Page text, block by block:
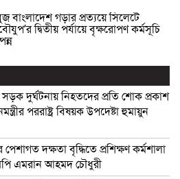
বাংলাদেশ গড়ার প্রত্যয়ে সিলেটে
দ্বিতীয় পর্যায়ে বৃক্ষরোপণ কর্মসূচি
দুর্ঘটনায় নিহতদের প্রতি শোক প্রকাশ
পররাষ্ট্র বিষয়ক উপদেষ্টা হুমায়ুন
দক্ষতা বৃদ্ধিতে প্রশিক্ষণ কর্মশালা
এমরান আহমদ চৌধুরী